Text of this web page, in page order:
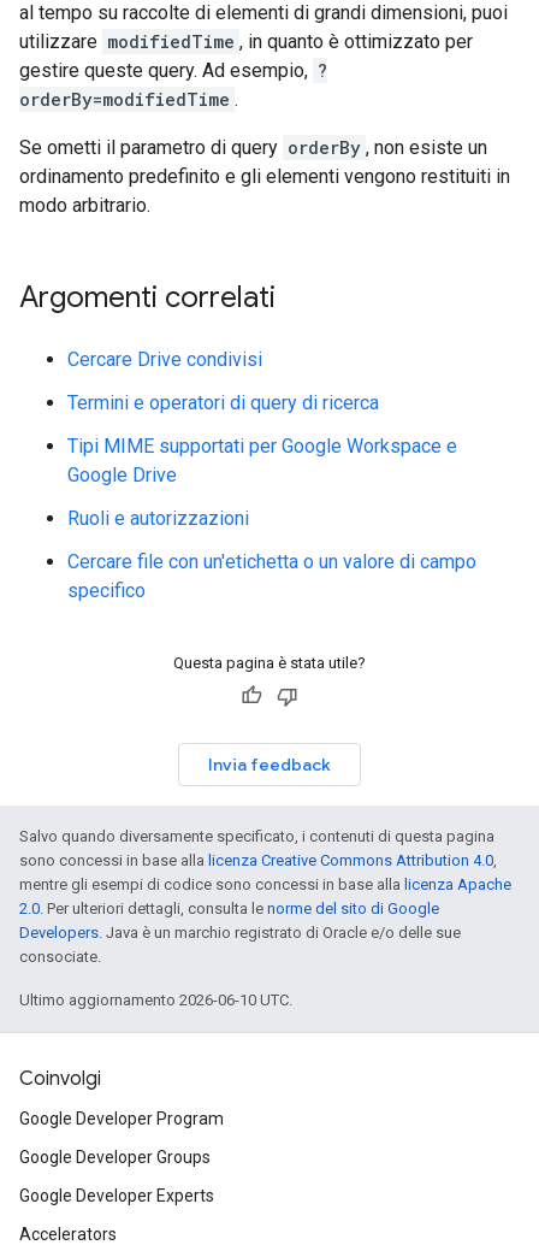
al tempo su raccolte di elementi di grandi dimensioni, puoi
utilizzare modifiedTime , in quanto è ottimizzato per
gestire queste query. Ad esempio, ?
orderBy=modifiedTime .
Se ometti il parametro di query orderBy , non esiste un
ordinamento predefinito e gli elementi vengono restituiti in
modo arbitrario.
Argomenti correlati
Cercare Drive condivisi
Termini e operatori di query di ricerca
Tipi MIME supportati per Google Workspace e
Google Drive
Ruoli e autorizzazioni
Cercare file con un'etichetta o un valore di campo
specifico
Questa pagina è stata utile?
Invia feedback
Salvo quando diversamente specificato, i contenuti di questa pagina
sono concessi in base alla licenza Creative Commons Attribution 4.0,
mentre gli esempi di codice sono concessi in base alla licenza Apache
2.0. Per ulteriori dettagli, consulta le norme del sito di Google
Developers. Java è un marchio registrato di Oracle e/o delle sue
consociate.
Ultimo aggiornamento 2026-06-10 UTC.
Coinvolgi
Google Developer Program
Google Developer Groups
Google Developer Experts
Accelerators